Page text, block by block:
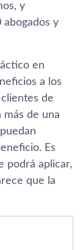
y
y
en
a los
de
de una
Es
podrá aplicar,
que la